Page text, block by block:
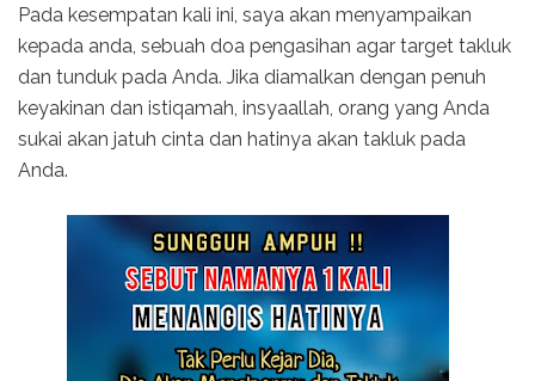
Pada kesempatan kali ini, saya akan menyampaikan
kepada anda, sebuah doa pengasihan agar target takluk
dan tunduk pada Anda. Jika diamalkan dengan penuh
keyakinan dan istiqamah, insyaallah, orang yang Anda
sukai akan jatuh cinta dan hatinya akan takluk pada
Anda.